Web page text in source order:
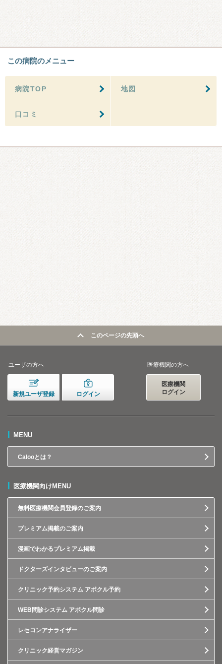
この病院のメニュー
病院TOP 地図
口コミ
このページの先頭へ
ユーザの方へ
新規ユーザ登録 ログイン
医療機関の方へ
医療機関
ログイン
MENU
Calooとは？
医療機関向けMENU
無料医療機関会員登録のご案内
プレミアム掲載のご案内
漫画でわかるプレミアム掲載
ドクターズインタビューのご案内
クリニック予約システム アポクル予約
WEB問診システム アポクル問診
レセコンアナライザー
クリニック経営マガジン